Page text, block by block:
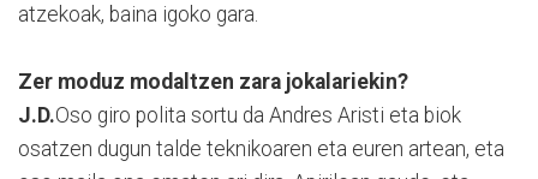
atzekoak, baina igoko gara.
Zer moduz modaltzen zara jokalariekin?
J.D.Oso giro polita sortu da Andres Aristi eta biok
osatzen dugun talde teknikoaren eta euren artean, eta